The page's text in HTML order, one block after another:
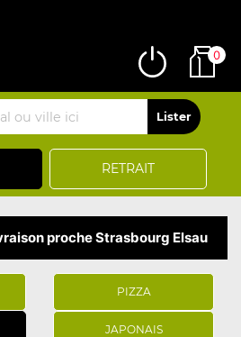
RETRAIT
0
proche Strasbourg Elsau
PIZZA
JAPONAIS